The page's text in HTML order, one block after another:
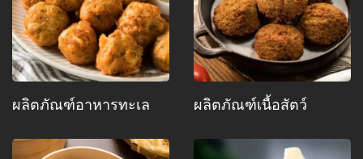
ผลิตภัณฑ์อาหารทะเล ผลิตภัณฑ์เนื้อสัตว์